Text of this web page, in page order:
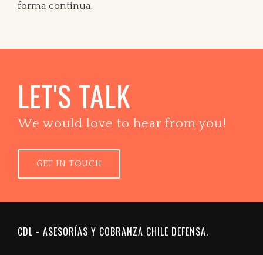
forma continua.
LET'S TALK
We would love to hear from you!
GET IN TOUCH
CDL - ASESORÍAS Y COBRANZA CHILE DEFENSA.